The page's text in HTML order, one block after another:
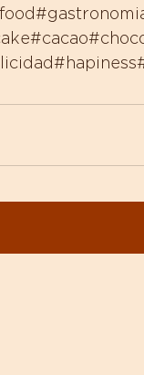
#cacao
#hapiness